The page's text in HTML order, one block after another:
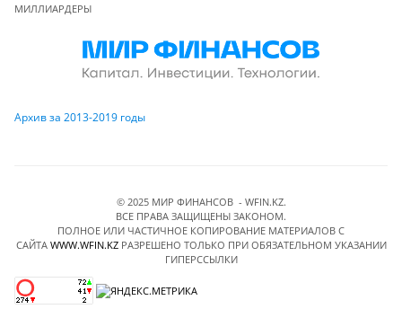
МИЛЛИАРДЕРЫ
Архив за 2013-2019 годы
© 2025 МИР ФИНАНСОВ - WFIN.KZ.
ВСЕ ПРАВА ЗАЩИЩЕНЫ ЗАКОНОМ.
ПОЛНОЕ ИЛИ ЧАСТИЧНОЕ КОПИРОВАНИЕ МАТЕРИАЛОВ C
САЙТА WWW.WFIN.KZРАЗРЕШЕНО ТОЛЬКО ПРИ ОБЯЗАТЕЛЬНОМ УКАЗАНИИ
ГИПЕРССЫЛКИ